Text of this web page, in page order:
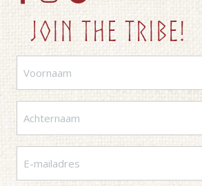
Join the tribe!
Voornaam
Achternaam
E-
mailadres (Vereist)